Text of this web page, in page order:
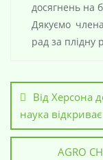
досягнень на
Дякуємо
рад за плідну
Від Херсона
наука
AGRO